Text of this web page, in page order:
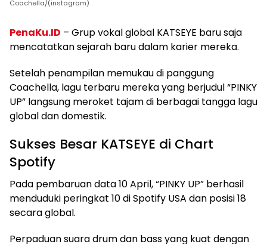
Coachella/(instagram)
PenaKu.ID – Grup vokal global KATSEYE baru saja
mencatatkan sejarah baru dalam karier mereka.
Setelah penampilan memukau di panggung
Coachella, lagu terbaru mereka yang berjudul “PINKY
UP” langsung meroket tajam di berbagai tangga lagu
global dan domestik.
Sukses Besar KATSEYE di Chart
Spotify
Pada pembaruan data 10 April, “PINKY UP” berhasil
menduduki peringkat 10 di Spotify USA dan posisi 18
secara global.
Perpaduan suara drum dan bass yang kuat dengan